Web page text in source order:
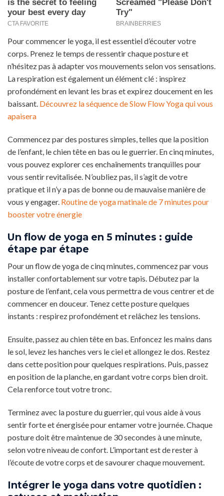
Pour commencer le yoga, il est essentiel d’écouter votre
corps. Prenez le temps de ressentir chaque posture et
n’hésitez pas à adapter vos mouvements selon vos sensations.
La respiration est également un élément clé : inspirez
profondément en levant les bras et expirez doucement en les
baissant. Découvrez la séquence de Slow Flow Yoga qui vous
apaisera
Commencez par des postures simples, telles que la position
de l’enfant, le chien tête en bas ou le guerrier. En cinq minutes,
vous pouvez explorer ces enchaînements tranquilles pour
vous sentir revitalisée. N’oubliez pas, il s’agit de votre
pratique et il n’y a pas de bonne ou de mauvaise manière de
vous y engager. Routine de yoga matinale de 7 minutes pour
booster votre énergie
Un flow de yoga en 5 minutes : guide
étape par étape
Pour un flow de yoga de cinq minutes, commencez par vous
installer confortablement sur votre tapis. Débutez par la
posture de l’enfant, cela vous permettra de vous centrer et de
commencer en douceur. Tenez cette posture quelques
instants : respirez profondément et relâchez les tensions.
Ensuite, passez au chien tête en bas. Enfoncez les mains dans
le sol, levez les hanches vers le ciel et allongez le dos. Restez
dans cette position pour quelques respirations. Puis, passez
en position de la planche, en gardant votre corps bien droit.
Cela renforce tout votre tronc.
Terminez avec la posture du guerrier, qui vous aide à vous
sentir forte et énergisée pour entamer votre journée. Chaque
posture doit être maintenue de 30 secondes à une minute,
selon votre niveau de confort. L’important est de rester à
l’écoute de votre corps et de savourer chaque mouvement.
Intégrer le yoga dans votre quotidien :